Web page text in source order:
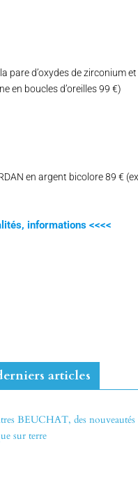
d’oxydes de zirconium
en boucles d’oreilles 99 €)
en argent bicolore 89 €
informations <<<<
articles